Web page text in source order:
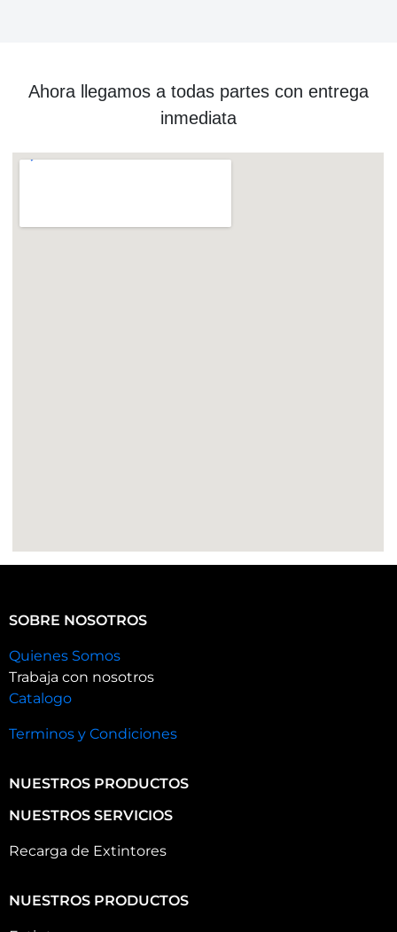
Ahora llegamos a todas partes con entrega
inmediata
SOBRE NOSOTROS
Quienes Somos
Trabaja con nosotros
Catalogo
Terminos y Condiciones
NUESTROS PRODUCTOS
NUESTROS SERVICIOS
Recarga de Extintores
NUESTROS PRODUCTOS